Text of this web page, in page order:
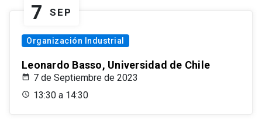
7 SEP
Organización Industrial
Leonardo Basso, Universidad de Chile
7 de Septiembre de 2023
13:30 a 14:30